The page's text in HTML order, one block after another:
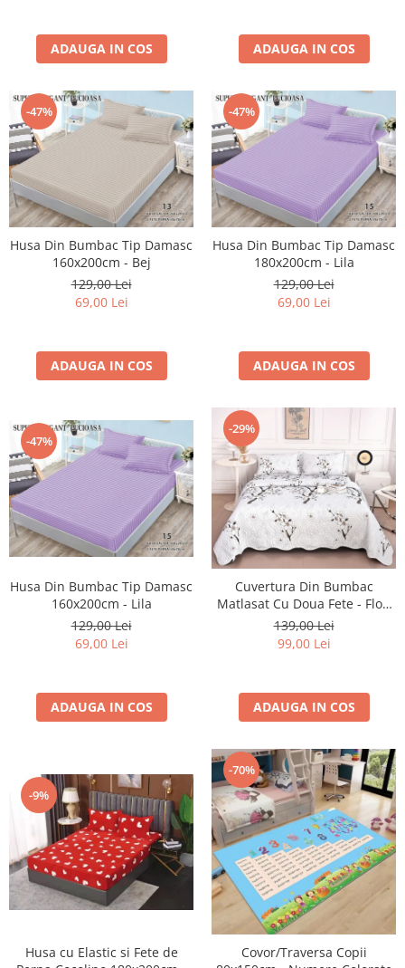
ADAUGA IN COS ADAUGA IN COS
-47%
Husa Din Bumbac Tip Damasc
160x200cm - Bej
129,00 Lei
69,00 Lei
ADAUGA IN COS
-47%
Husa Din Bumbac Tip Damasc
180x200cm - Lila
129,00 Lei
69,00 Lei
ADAUGA IN COS
-47%
Husa Din Bumbac Tip Damasc
160x200cm - Lila
129,00 Lei
69,00 Lei
ADAUGA IN COS
-29%
Cuvertura Din Bumbac
Matlasat Cu Doua Fete - Flori
Albe De Mar
139,00 Lei
99,00 Lei
ADAUGA IN COS
-9%
Husa cu Elastic si Fete de
-70%
Covor/Traversa Copii